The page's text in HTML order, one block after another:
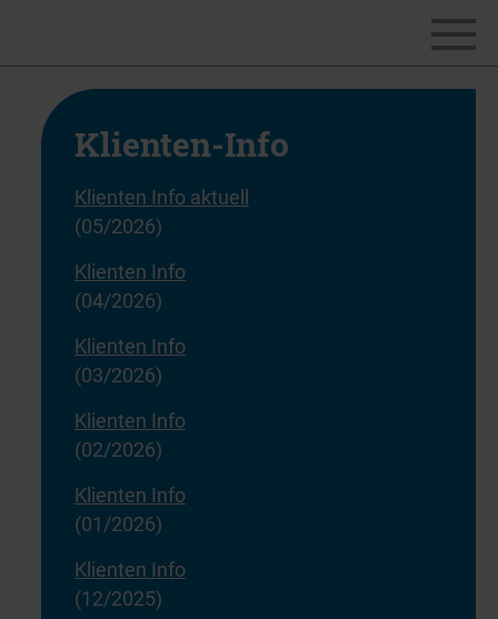
Klienten-Info
Klienten Info aktuell
(05/2026)
Klienten Info
(04/2026)
Klienten Info
(03/2026)
Klienten Info
(02/2026)
Klienten Info
(01/2026)
Klienten Info
(12/2025)